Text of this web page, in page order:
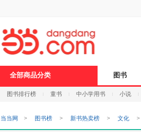
全部商品分类 图书
图书排行榜 童书 中小学用书 小说
当当网 > 图书榜 > 新书热卖榜 > 文化 >
打
开
无
障
页
加